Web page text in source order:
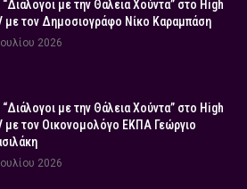
“Διάλογοι με την Θάλεια Χούντα” στο High
με τον Δημοσιογράφο Νίκο Καραμπάση
2026
“Διάλογοι με την Θάλεια Χούντα” στο High
με τον Οικονομολόγο ΕΚΠΑ Γεώργιο
2026